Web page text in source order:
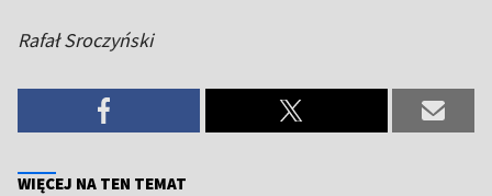
Rafał Sroczyński
WIĘCEJ NA TEN TEMAT